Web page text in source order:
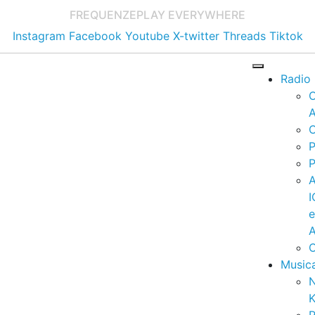
FREQUENZEPLAY EVERYWHERE
Instagram Facebook Youtube X-twitter Threads Tiktok
Radio
e